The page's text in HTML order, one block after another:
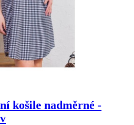
košile nadměrné -